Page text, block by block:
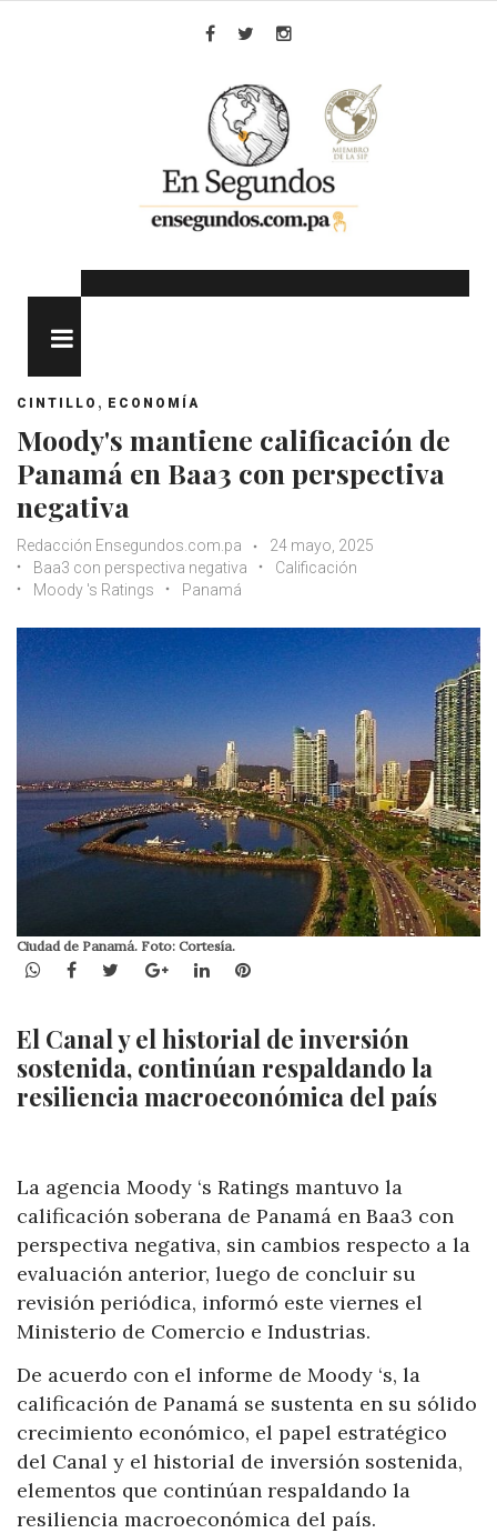
CINTILLO , ECONOMÍA
Moody's mantiene calificación de
Panamá en Baa3 con perspectiva
negativa
Redacción Ensegundos.com.pa
24 mayo, 2025
Baa3 con perspectiva negativa
Calificación
Moody 's Ratings
Panamá
Ciudad de Panamá. Foto: Cortesía.
WhatsApp
Facebook
TwitterGoogle+LinkedInPinterest
El Canal y el historial de inversión
sostenida, continúan respaldando la
resiliencia macroeconómica del país
La agencia Moody ‘s Ratings mantuvo la
calificación soberana de Panamá en Baa3 con
perspectiva negativa, sin cambios respecto a la
evaluación anterior, luego de concluir su
revisión periódica, informó este viernes el
Ministerio de Comercio e Industrias.
De acuerdo con el informe de Moody ‘s, la
calificación de Panamá se sustenta en su sólido
crecimiento económico, el papel estratégico
del Canal y el historial de inversión sostenida,
elementos que continúan respaldando la
resiliencia macroeconómica del país.